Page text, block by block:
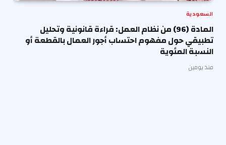
السعودية
المادة (96) من نظام العمل: قراءة قانونية وتحليل
تطبيقي حول مفهوم احتساب أجور العمال بالقطعة أو
النسبة المئوية
منذ يومين